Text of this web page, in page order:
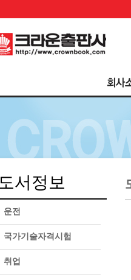
도서정보
운전
국가기술자격시험
취업